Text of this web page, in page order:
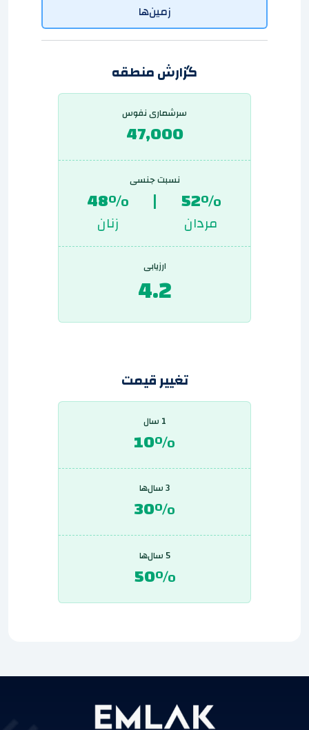
زمین‌ها
گزارش منطقه
سرشماری نفوس
47,000
نسبت جنسی
52%
مردان
|
48%
زنان
ارزیابی
4.2
تغییر قیمت
1 سال
10%
3 سال‌ها
30%
5 سال‌ها
50%